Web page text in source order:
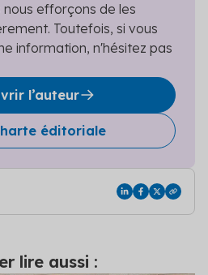
nous efforçons de les
Toutefois, si vous
information, n'hésitez pas
l’auteur
éditoriale
lire aussi :